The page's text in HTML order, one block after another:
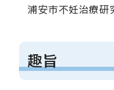
浦安市不妊治療研
趣旨